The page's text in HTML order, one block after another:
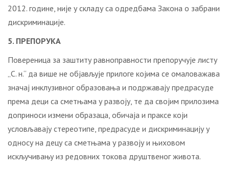
2012. године, није у складу са одредбама Закона о забрани
дискриминације.
5. ПРЕПОРУКА
Повереница за заштиту равноправности препоручује листу
„С. н.“ да више не објављује прилоге којима се омаловажава
значај инклузивног образовања и подржавају предрасуде
према деци са сметњама у развоју, те да својим прилозима
доприноси измени образаца, обичаја и праксе који
условљавају стереотипе, предрасуде и дискриминацију у
односу на децу са сметњама у развоју и њиховом
искључивању из редовних токова друштвеног живота.